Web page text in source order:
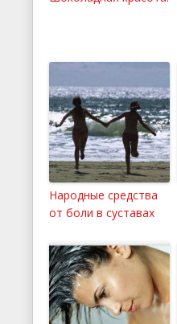
Народные средства
от боли в суставах